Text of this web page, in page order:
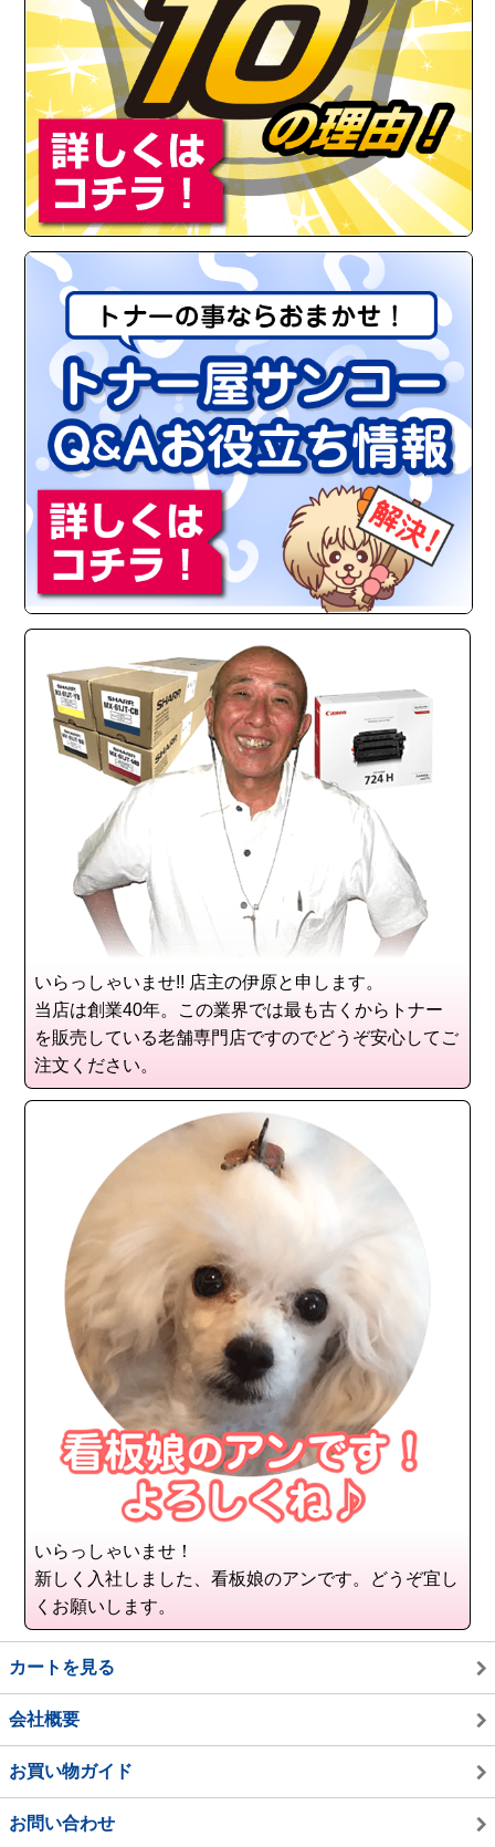
いらっしゃいませ!! 店主の伊原と申します。
当店は創業40年。この業界では最も古くからトナー
を販売している老舗専門店ですのでどうぞ安心してご
注文ください。
いらっしゃいませ！
新しく入社しました、看板娘のアンです。どうぞ宜し
くお願いします。
カートを見る
会社概要
お買い物ガイド
お問い合わせ